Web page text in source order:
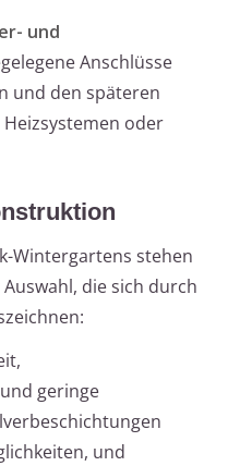
und
Anschlüsse
und den späteren
oder
Wintergartens stehen
die sich durch
geringe
und